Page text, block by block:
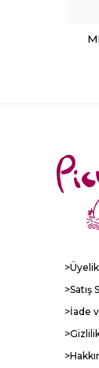
>Satış
>İade